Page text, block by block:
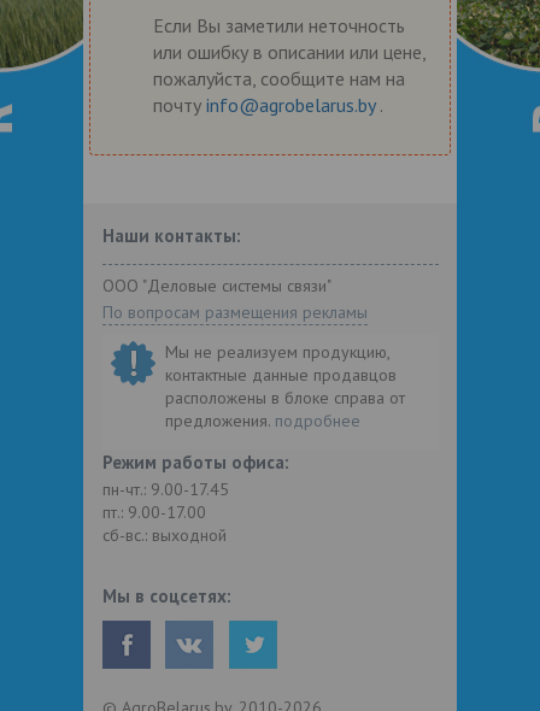
Если Вы заметили неточность
или ошибку в описании или цене,
пожалуйста, сообщите нам на
почту info@agrobelarus.by .
Наши контакты:
ООО "Деловые системы связи"
По вопросам размещения рекламы
Мы не реализуем продукцию,
контактные данные продавцов
расположены в блоке справа от
предложения. подробнее
Режим работы офиса:
пн-чт.: 9.00-17.45
пт.: 9.00-17.00
сб-вс.: выходной
Мы в соцсетях: